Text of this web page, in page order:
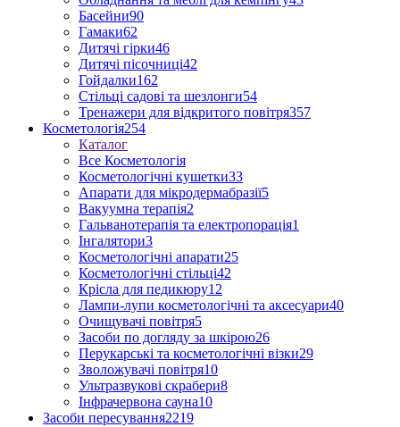
Басейни90
Гамаки62
Дитячі гірки46
Дитячі пісочниці42
Гойдалки162
Стільці садові та шезлонги54
Тренажери для відкритого повітря357
Косметологія254
Каталог
Все Косметологія
Косметологічні кушетки33
Апарати для мікродермабразії5
Вакуумна терапія2
Гальванотерапія та електропорація1
Інгалятори3
Косметологічні апарати25
Косметологічні стільці42
Крісла для педикюру12
Лампи-лупи косметологічні та аксесуари40
Очищувачі повітря5
Засоби по догляду за шкірою26
Перукарські та косметологічні візки29
Зволожувачі повітря10
Ультразвукові скрабери8
Інфрачервона сауна10
Засоби пересування2219